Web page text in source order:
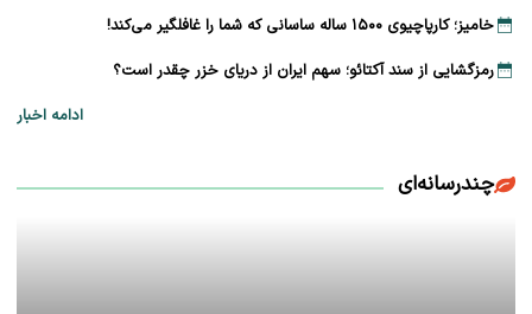
خامیز؛ کارپاچیوی ۱۵۰۰ ساله ساسانی که شما را غافلگیر می‌کند!
رمزگشایی از سند آکتائو؛ سهم ایران از دریای خزر چقدر است؟
ادامه اخبار
چندرسانه‌ای